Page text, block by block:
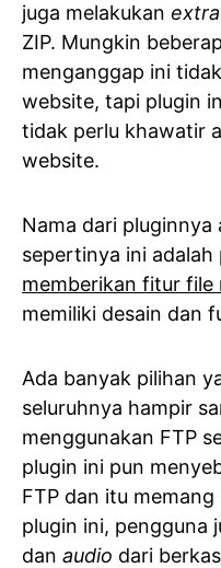
juga melakukan
ZIP. Mungkin
menganggap ini
website, tapi plugin
tidak perlu khawatir
website.
Nama dari pluginnya
sepertinya ini adalah
memberikan fitur file
memiliki desain dan
Ada banyak pilihan
seluruhnya hampir
menggunakan FTP
plugin ini pun
FTP dan itu
plugin ini, pengguna
dan audio dari